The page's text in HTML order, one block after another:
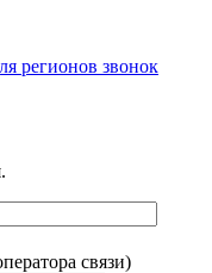
регионов звонок
связи)